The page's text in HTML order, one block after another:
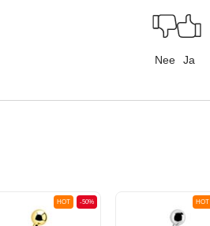
Nee Ja
-50%
HOT HOT